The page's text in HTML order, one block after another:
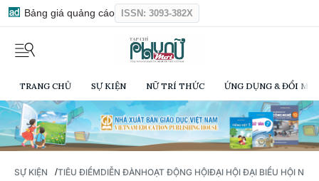
Bảng giá quảng cáo ISSN: 3093-382X
TRANG CHỦ SỰ KIỆN NỮ TRÍ THỨC ỨNG DỤNG & ĐỔI
SỰ KIỆN /TIÊU ĐIỂMDIỄN ĐÀNHOẠT ĐỘNG HỘIĐẠI HỘI ĐẠI BIỂU HỘI NỮ